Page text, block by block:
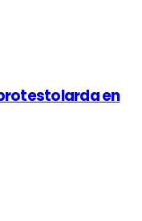
protestolarda en